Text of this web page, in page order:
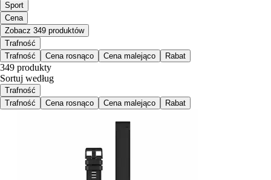
Sport
Cena
Zobacz 349 produktów
Trafność
Trafność
Cena rosnąco Cena malejąco Rabat
349 produkty
Sortuj według
Trafność
Trafność
Cena rosnąco Cena malejąco Rabat